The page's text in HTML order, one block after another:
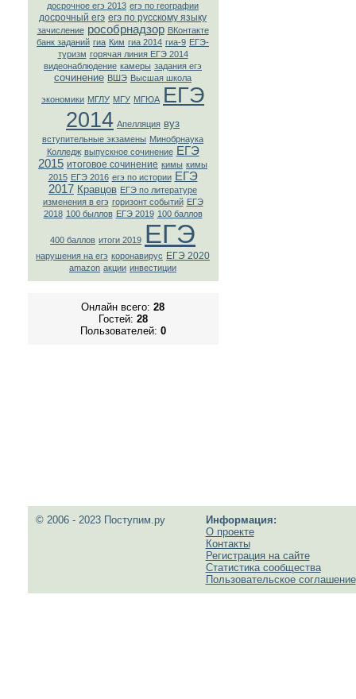
досрочное егэ 2013 егэ по географии
досрочный егэ егэ по русскому языку
зачисление рособрнадзор ВКонтaкте
банк заданий гиа Ким гиа 2014 гиа-9 ЕГЭ-
туризм горячая линия ЕГЭ 2014
видеонаблюдение камеры задания егэ
сочинение ВШЭ Высшая школа
экономики МГЛУ МГУ МГЮА ЕГЭ
2014 Апелляция вуз
вступительные экзамены Минобрнаука
Колледж выпускное сочинение ЕГЭ
2015 итоговое сочинение кимы кимы
2015 ЕГЭ 2016 егэ по истории ЕГЭ
2017 Кравцов ЕГЭ по литературе
изменения в егэ горизонт событий ЕГЭ
2018 100 быллов ЕГЭ 2019 100 баллов
400 баллов итоги 2019 ЕГЭ
нарушения на егэ коронавирус ЕГЭ 2020
amazon акции инвестиции
Онлайн всего: 28
Гостей: 28
Пользователей: 0
© 2006 - 2023 Поступим.ру
Информация:
О проекте
Контакты
Регистрация на сайте
Статистика сообщества
Пользовательское соглашение